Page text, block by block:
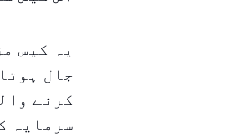
یہ کیس
جال
کرنے
سرمایہ